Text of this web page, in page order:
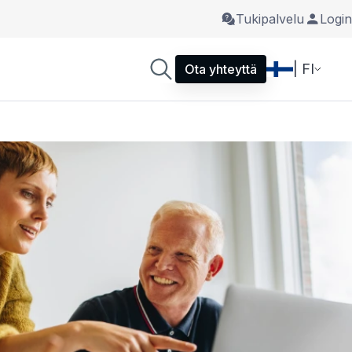
Tukipalvelu Login
Ota yhteyttä | FI